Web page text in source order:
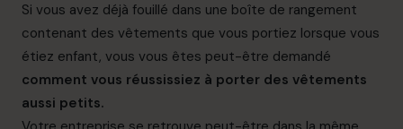
Si vous avez déjà fouillé dans une boîte de rangement
contenant des vêtements que vous portiez lorsque vous
étiez enfant, vous vous êtes peut-être demandé
comment vous réussissiez à porter des vêtements
aussi petits.